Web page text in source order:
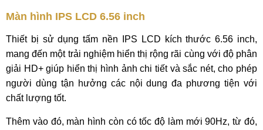
Màn hình IPS LCD 6.56 inch
Thiết bị sử dụng tấm nền IPS LCD kích thước 6.56 inch,
mang đến một trải nghiệm hiển thị rộng rãi cùng với độ phân
giải HD+ giúp hiển thị hình ảnh chi tiết và sắc nét, cho phép
người dùng tận hưởng các nội dung đa phương tiện với
chất lượng tốt.
Thêm vào đó, màn hình còn có tốc độ làm mới 90Hz, từ đó,